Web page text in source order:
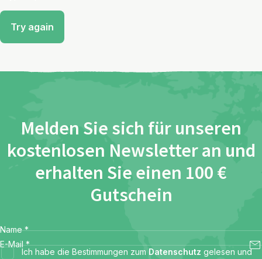
Try again
Melden Sie sich für unseren
kostenlosen Newsletter an und
erhalten Sie einen 100 €
Gutschein
Name *
E-Mail *
Ich habe die Bestimmungen zum Datenschutz gelesen und